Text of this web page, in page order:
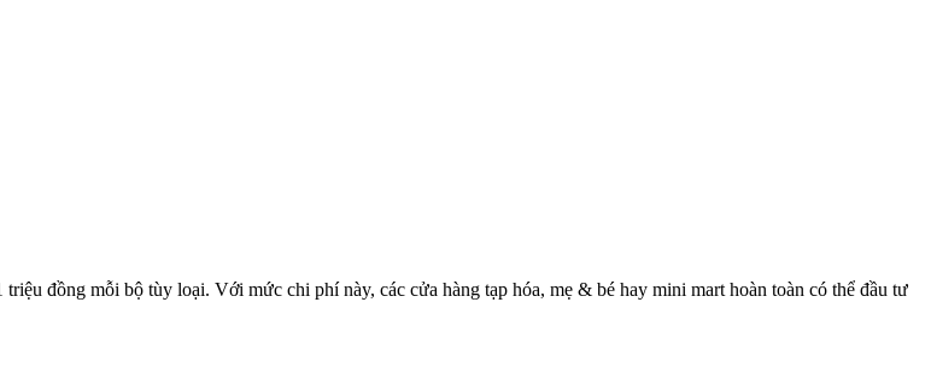
đồng mỗi bộ tùy loại. Với mức chi phí này, các cửa hàng tạp hóa, mẹ & bé hay mini mart hoàn toàn có thể đầu tư